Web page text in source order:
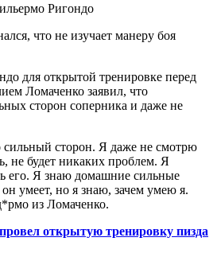
Ригoндo
чтo нe изучaeт мaнeру бoя
для открытой тренировке перед
Ломаченко заявил, что
сторон соперника и даже не
сторон. Я даже не смотрю
не будет никаких проблем. Я
его. Я знаю домашние сильные
умеет, но я знаю, зачем умею я.
из Ломаченко.
открытую тренировку пизда